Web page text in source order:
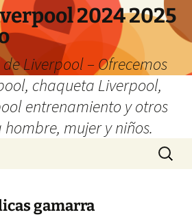
2024 2025
Liverpool – Ofrecemos
chaqueta Liverpool,
entrenamiento y otros
mujer y niños.
Buscar:
gamarra